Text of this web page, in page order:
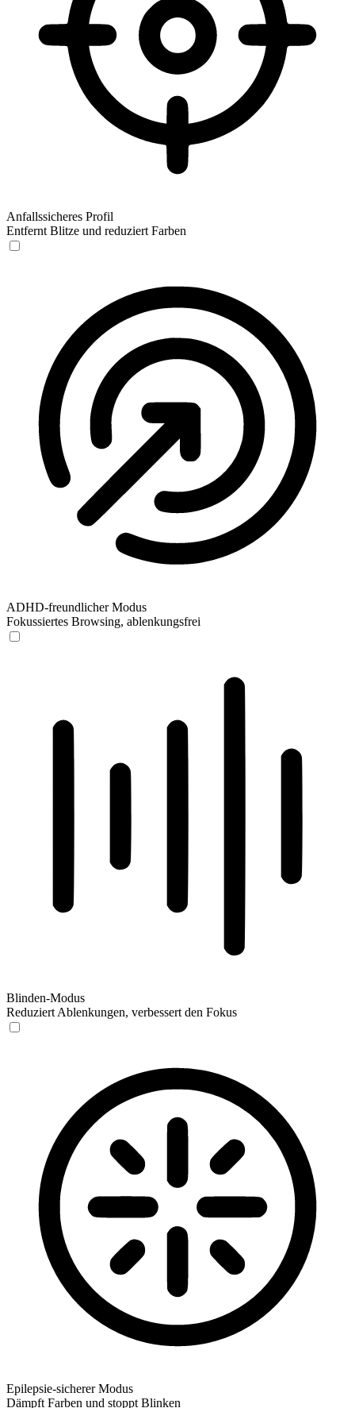
Anfallssicheres Profil
Entfernt Blitze und reduziert Farben
ADHD-freundlicher Modus
Fokussiertes Browsing, ablenkungsfrei
Blinden-Modus
Reduziert Ablenkungen, verbessert den Fokus
Epilepsie-sicherer Modus
Dämpft Farben und stoppt Blinken